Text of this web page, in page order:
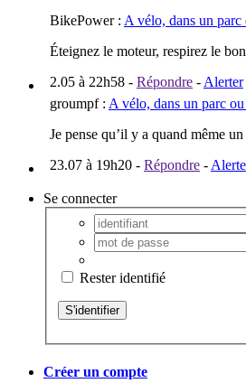
BikePower: A vélo, dans un parc
Éteignez le moteur, respirez le
2.05 à 22h58 - Répondre - Alerter
groumpf: A vélo, dans un parc
Je pense qu’il y a quand même
23.07 à 19h20 - Répondre -
Se connecter
Rester identifié
Créer un compte